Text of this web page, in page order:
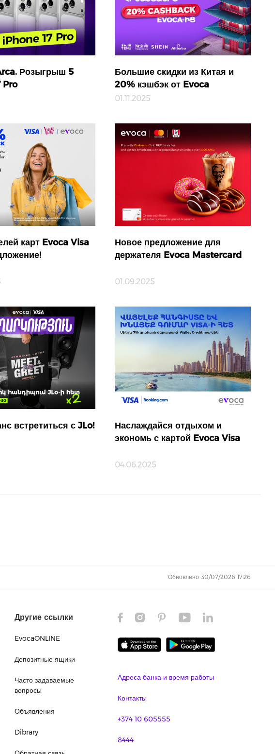
Розыгрыш 5
Pro
Большие скидки из Китая и
20% кэшбэк от Evoca
01.11.2025
карт Evoca Visa
Новое предложение для
держателя Evoca Mastercard
01.09.2025
встретиться с JLo!
Наслаждайся отдыхом и
экономь с картой Evoca Visa
04.06.2025
Обновлено 30/07/2026 17:26
Другие ссылки
EvocaONLINE
Депозитные ящики
Часто задаваемые
вопросы
Объявления
Dibrary
Адреса банка и время работы
Контакты
+374 10 605555
8444